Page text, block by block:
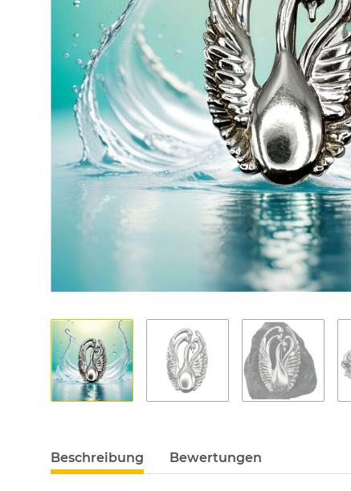
Beschreibung Bewertungen